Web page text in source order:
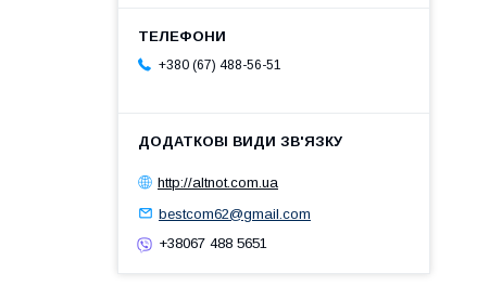
+380 (67) 488-56-51
http://altnot.сom.ua
bestcom62@gmail.com
+38067 488 5651